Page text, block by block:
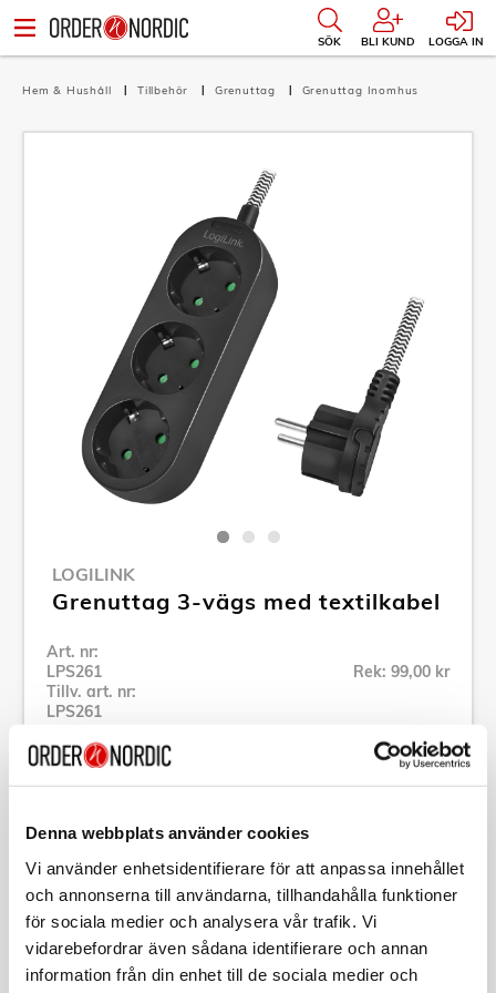
Denna webbplats använder cookies
Vi använder enhetsidentifierare för att anpassa innehållet
och annonserna till användarna, tillhandahålla funktioner
för sociala medier och analysera vår trafik. Vi
vidarebefordrar även sådana identifierare och annan
information från din enhet till de sociala medier och
SÖK BLI KUND LOGGA IN
Hem & Hushåll Tillbehör Grenuttag Grenuttag Inomhus
LOGILINK
Grenuttag 3-vägs med textilkabel
Art. nr:
LPS261
Tillv. art. nr:
LPS261
Rek: 99,00 kr
Specifikation
Beskrivning
Art. nr:LPS261
Tillv. art. nr:LPS261